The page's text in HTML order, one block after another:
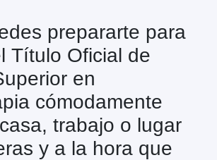
prepararte para
Título Oficial de
en
cómodamente
trabajo o lugar
y a la hora que